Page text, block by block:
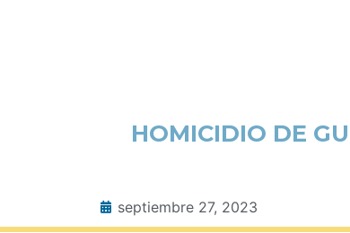
HOMICIDIO DE
septiembre 27, 2023